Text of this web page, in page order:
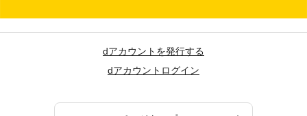
dアカウントを発行する
dアカウントログイン